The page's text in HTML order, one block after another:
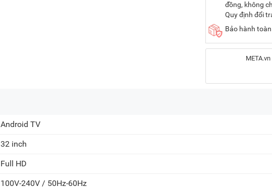
đồng, không
Quy định đổi
Bảo hành
Địa chỉ:
716-718 Điện
Android TV
32 inch
Full HD
100V-240V / 50Hz-60Hz